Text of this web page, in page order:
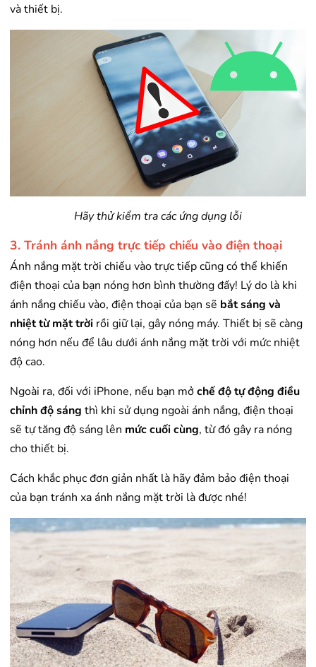
và thiết bị.
Hãy thử kiểm tra các ứng dụng lỗi
3. Tránh ánh nắng trực tiếp chiếu vào điện thoại
Ánh nắng mặt trời chiếu vào trực tiếp cũng có thể khiến
điện thoại của bạn nóng hơn bình thường đấy! Lý do là khi
ánh nắng chiếu vào, điện thoại của bạn sẽ bắt sáng và
nhiệt từ mặt trời rồi giữ lại, gây nóng máy. Thiết bị sẽ càng
nóng hơn nếu để lâu dưới ánh nắng mặt trời với mức nhiệt
độ cao.
Ngoài ra, đối với iPhone, nếu bạn mởchế độ tự động điều
chỉnh độ sáng thì khi sử dụng ngoài ánh nắng, điện thoại
sẽ tự tăng độ sáng lên mức cuối cùng, từ đó gây ra nóng
cho thiết bị.
Cách khắc phục đơn giản nhất là hãy đảm bảo điện thoại
của bạn tránh xa ánh nắng mặt trời là được nhé!